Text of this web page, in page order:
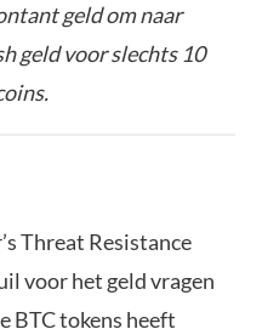
geld om naar
geld voor slechts 10
Threat Resistance
voor het geld vragen
BTC tokens heeft